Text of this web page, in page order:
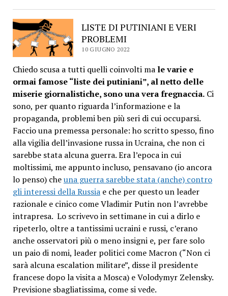
LISTE DI PUTINIANI E VERI
PROBLEMI
10 GIUGNO 2022
Chiedo scusa a tutti quelli coinvolti ma le varie e
ormai famose “liste dei putiniani”, al netto delle
miserie giornalistiche, sono una vera fregnaccia.Ci
sono, per quanto riguarda l’informazione e la
propaganda, problemi ben più seri di cui occuparsi.
Faccio una premessa personale: ho scritto spesso, fino
alla vigilia dell’invasione russa in Ucraina, che non ci
sarebbe stata alcuna guerra. Era l’epoca in cui
moltissimi, me appunto incluso, pensavano (io ancora
lo penso) cheuna guerra sarebbe stata (anche) contro
gli interessi della Russiae che per questo un leader
razionale e cinico come Vladimir Putin non l’avrebbe
intrapresa. Lo scrivevo in settimane in cui a dirlo e
ripeterlo, oltre a tantissimi ucraini e russi, c’erano
anche osservatori più o meno insigni e, per fare solo
un paio di nomi, leader politici come Macron (“Non ci
sarà alcuna escalation militare”, disse il presidente
francese dopo la visita a Mosca) e Volodymyr Zelensky.
Previsione sbagliatissima, come si vede.